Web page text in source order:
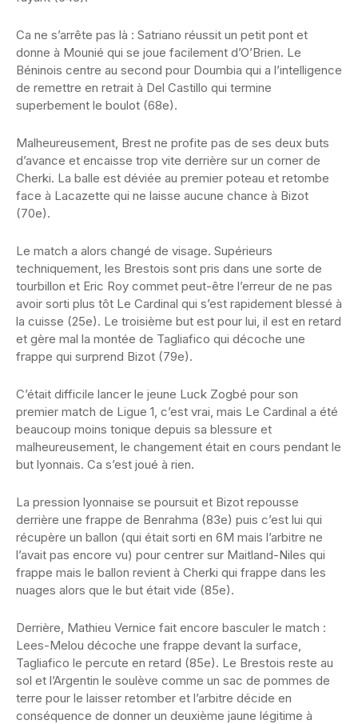
Ca ne s’arrête pas là : Satriano réussit un petit pont et
donne à Mounié qui se joue facilement d’O’Brien. Le
Béninois centre au second pour Doumbia qui a l’intelligence
de remettre en retrait à Del Castillo qui termine
superbement le boulot (68e).
Malheureusement, Brest ne profite pas de ses deux buts
d’avance et encaisse trop vite derrière sur un corner de
Cherki. La balle est déviée au premier poteau et retombe
face à Lacazette qui ne laisse aucune chance à Bizot
(70e).
Le match a alors changé de visage. Supérieurs
techniquement, les Brestois sont pris dans une sorte de
tourbillon et Eric Roy commet peut-être l’erreur de ne pas
avoir sorti plus tôt Le Cardinal qui s’est rapidement blessé à
la cuisse (25e). Le troisième but est pour lui, il est en retard
et gère mal la montée de Tagliafico qui décoche une
frappe qui surprend Bizot (79e).
C’était difficile lancer le jeune Luck Zogbé pour son
premier match de Ligue 1, c’est vrai, mais Le Cardinal a été
beaucoup moins tonique depuis sa blessure et
malheureusement, le changement était en cours pendant le
but lyonnais. Ca s’est joué à rien.
La pression lyonnaise se poursuit et Bizot repousse
derrière une frappe de Benrahma (83e) puis c’est lui qui
récupère un ballon (qui était sorti en 6M mais l’arbitre ne
l’avait pas encore vu) pour centrer sur Maitland-Niles qui
frappe mais le ballon revient à Cherki qui frappe dans les
nuages alors que le but était vide (85e).
Derrière, Mathieu Vernice fait encore basculer le match :
Lees-Melou décoche une frappe devant la surface,
Tagliafico le percute en retard (85e). Le Brestois reste au
sol et l’Argentin le soulève comme un sac de pommes de
terre pour le laisser retomber et l’arbitre décide en
conséquence de donner un deuxième jaune légitime à